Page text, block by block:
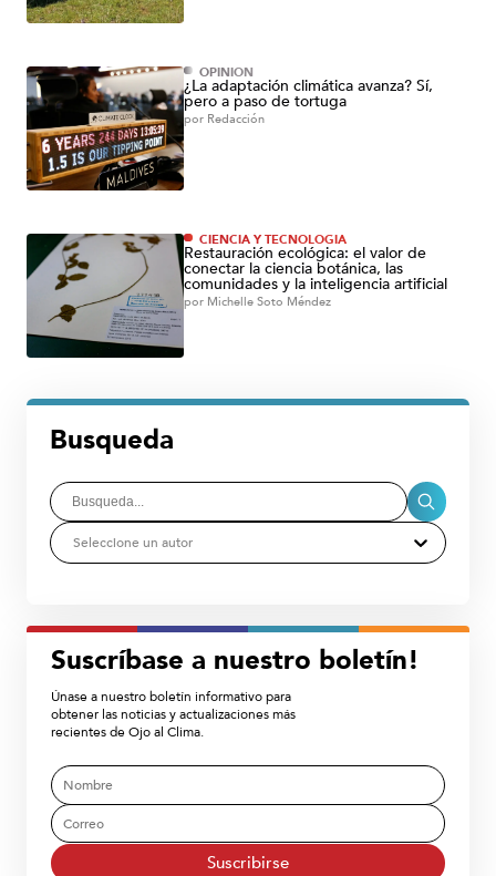
OPINIÓN
¿La adaptación climática avanza? Sí,
pero a paso de tortuga
por Redacción
CIENCIA Y TECNOLOGÍA
Restauración ecológica: el valor de
conectar la ciencia botánica, las
comunidades y la inteligencia artificial
por Michelle Soto Méndez
Busqueda
Seleccione un autor
Suscríbase a nuestro boletín!
Únase a nuestro boletín informativo para
obtener las noticias y actualizaciones más
recientes de Ojo al Clima.
Suscribirse